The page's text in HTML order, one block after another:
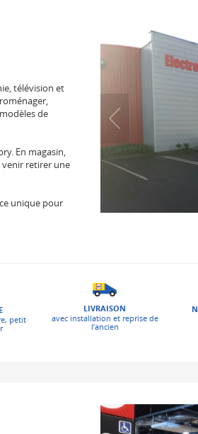
télévision et
de
En magasin,
retirer une
unique pour
petit
LIVRAISON
avec installation et reprise de
l’ancien